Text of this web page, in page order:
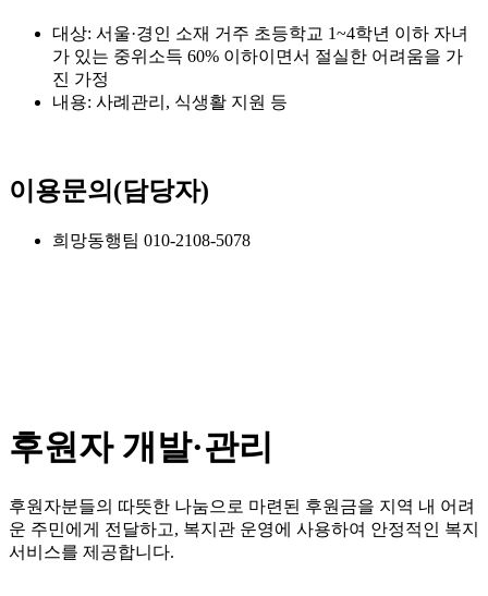
대상: 서울·경인 소재 거주 초등학교 1~4학년 이하 자녀
가 있는 중위소득 60% 이하이면서 절실한 어려움을 가
진 가정
내용: 사례관리, 식생활 지원 등
이용문의(담당자)
희망동행팀 010-2108-5078
후원자 개발·관리
후원자분들의 따뜻한 나눔으로 마련된 후원금을 지역 내 어려
운 주민에게 전달하고, 복지관 운영에 사용하여 안정적인 복지
서비스를 제공합니다.